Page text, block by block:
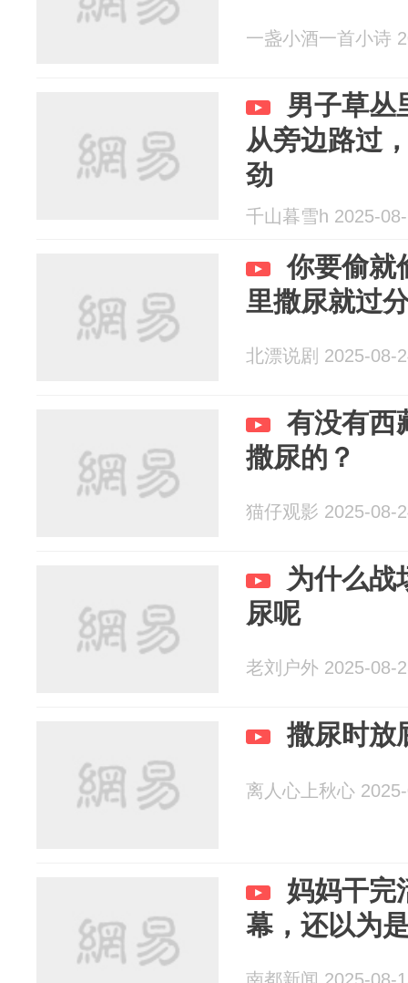
一盏小酒一首小诗
男子草丛
从旁边路过
劲
千山暮雪h 2025-
你要偷就
里撒尿就过
北漂说剧 2025-08-
有没有西
撒尿的？
猫仔观影 2025-08-
为什么战
尿呢
老刘户外 2025-08-
撒尿时放
离人心上秋心
妈妈干完
幕，还以为